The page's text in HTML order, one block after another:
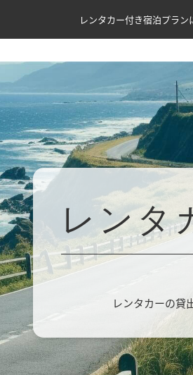
レンタカー付き宿泊プラン
レンタ
レンタカーの貸